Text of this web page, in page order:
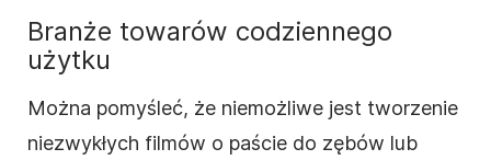
Branże towarów codziennego
użytku
Można pomyśleć, że niemożliwe jest tworzenie
niezwykłych filmów o paście do zębów lub